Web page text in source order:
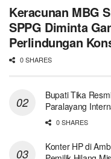
Keracunan MBG
SPPG Diminta
Perlindungan
0 SHARES
Bupati Tika
Paralayang
0 SHARES
Konter HP di